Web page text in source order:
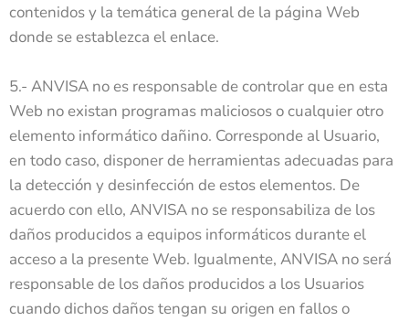
contenidos y la temática general de la página Web
donde se establezca el enlace.
5.- ANVISA no es responsable de controlar que en esta
Web no existan programas maliciosos o cualquier otro
elemento informático dañino. Corresponde al Usuario,
en todo caso, disponer de herramientas adecuadas para
la detección y desinfección de estos elementos. De
acuerdo con ello, ANVISA no se responsabiliza de los
daños producidos a equipos informáticos durante el
acceso a la presente Web. Igualmente, ANVISA no será
responsable de los daños producidos a los Usuarios
cuando dichos daños tengan su origen en fallos o